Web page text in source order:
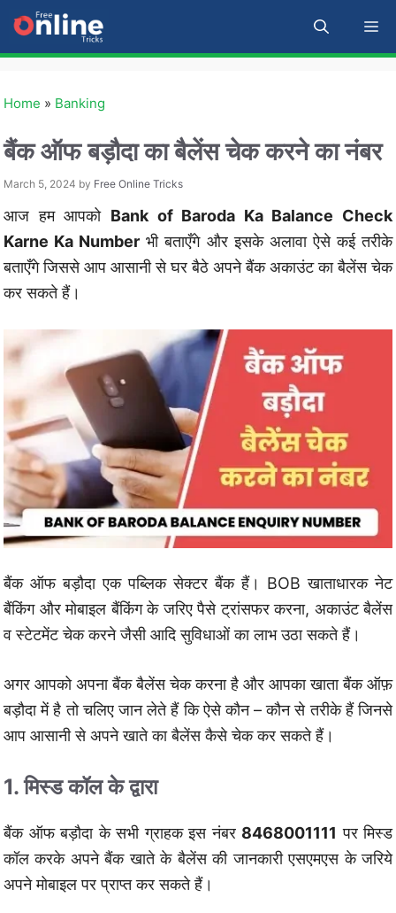
Skip
content
Home » Banking
बैंक ऑफ बड़ौदा का बैलेंस चेक करने का नंबर
March 5, 2024 by Free Online Tricks
आज हम आपको Bank of Baroda Ka Balance Check
Karne Ka Number भी बताएँगे और इसके अलावा ऐसे कई तरीके
बताएँगे जिससे आप आसानी से घर बैठे अपने बैंक अकाउंट का बैलेंस चेक
कर सकते हैं।
बैंक ऑफ बड़ौदा एक पब्लिक सेक्टर बैंक हैं। BOB खाताधारक नेट
बैंकिंग और मोबाइल बैंकिंग के जरिए पैसे ट्रांसफर करना, अकाउंट बैलेंस
व स्टेटमेंट चेक करने जैसी आदि सुविधाओं का लाभ उठा सकते हैं।
अगर आपको अपना बैंक बैलेंस चेक करना है और आपका खाता बैंक ऑफ़
बड़ौदा में है तो चलिए जान लेते हैं कि ऐसे कौन – कौन से तरीके हैं जिनसे
आप आसानी से अपने खाते का बैलेंस कैसे चेक कर सकते हैं।
1. मिस्ड कॉल के द्वारा
बैंक ऑफ बड़ौदा के सभी ग्राहक इस नंबर 8468001111 पर मिस्ड
कॉल करके अपने बैंक खाते के बैलेंस की जानकारी एसएमएस के जरिये
अपने मोबाइल पर प्राप्त कर सकते हैं।